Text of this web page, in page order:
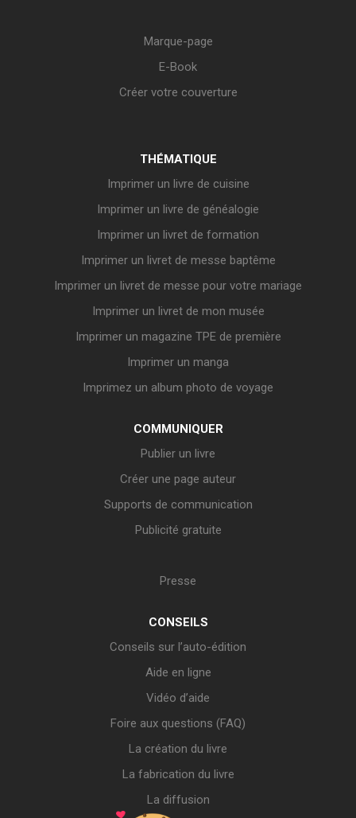
Marque-page
E-Book
Créer votre couverture
THÉMATIQUE
Imprimer un livre de cuisine
Imprimer un livre de généalogie
Imprimer un livret de formation
Imprimer un livret de messe baptême
Imprimer un livret de messe pour votre mariage
Imprimer un livret de mon musée
Imprimer un magazine TPE de première
Imprimer un manga
Imprimez un album photo de voyage
COMMUNIQUER
Publier un livre
Créer une page auteur
Supports de communication
Publicité gratuite
Presse
CONSEILS
Conseils sur l’auto-édition
Aide en ligne
Vidéo d’aide
Foire aux questions (FAQ)
La création du livre
La fabrication du livre
La diffusion